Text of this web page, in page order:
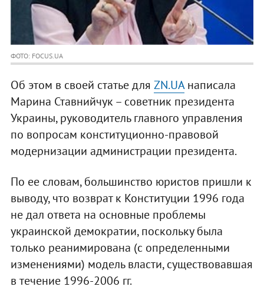
ФОТО: FOCUS.UA
Об этом в своей статье для ZN.UAнаписала
Марина Ставнийчук – советник президента
Украины, руководитель главного управления
по вопросам конституционно-правовой
модернизации администрации президента.
По ее словам, большинство юристов пришли к
выводу, что возврат к Конституции 1996 года
не дал ответа на основные проблемы
украинской демократии, поскольку была
только реанимирована (с определенными
изменениями) модель власти, существовавшая
в течение 1996-2006 гг.